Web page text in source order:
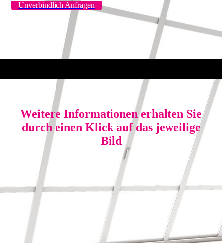
Unverbindlich Anfragen
Weitere Informationen erhalten Sie
durch einen Klick auf das jeweilige
Bild